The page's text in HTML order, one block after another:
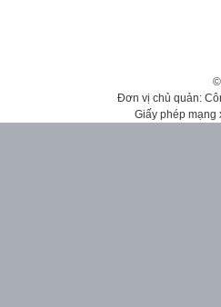
Đơn vị chủ quản:
Giấy phép mạng